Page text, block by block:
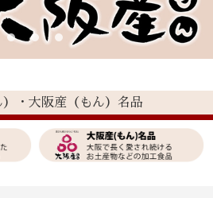
・大阪産（もん）名品